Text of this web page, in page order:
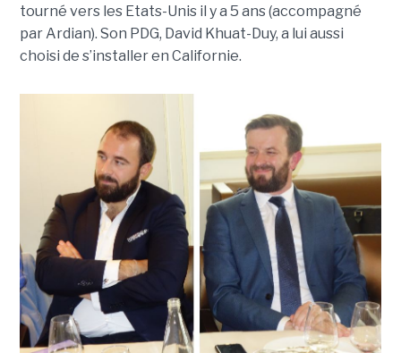
tourné vers les Etats-Unis il y a 5 ans (accompagné
par Ardian). Son PDG, David Khuat-Duy, a lui aussi
choisi de s’installer en Californie.